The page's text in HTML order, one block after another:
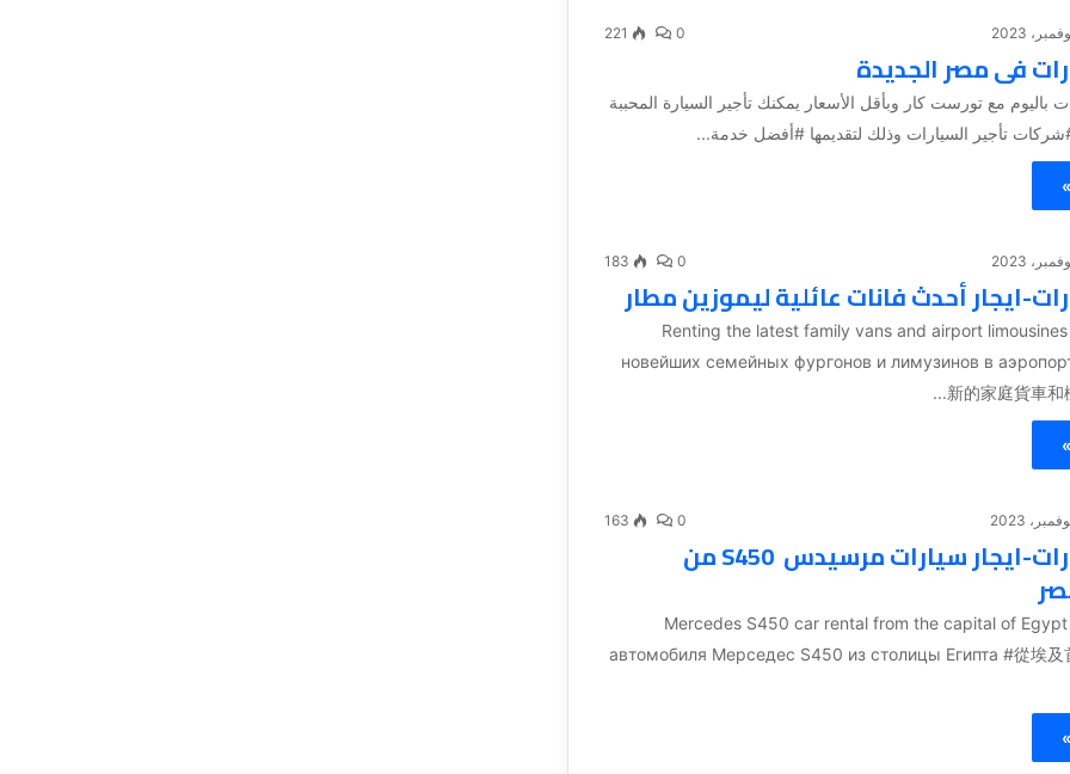
0
221
فى مصر الجديدة
باليوم مع تورست كار وبأقل الأسعار يمكنك تأجير السيارة المحببة
تأجير السيارات وذلك لتقديمها #أفضل خدمة...
0
183
ايجار أحدث فانات عائلية ليموزين مطار
#Renting the latest family vans and airport
новейших семейных фургонов и лимузинов в
新的家庭貨車和
0
163
ايجار سيارات-ايجار سيارات مرسيدس S450 من
#Mercedes S450 car rental from the capital of
автомобиля Мерседес S450 из столицы Египта #從埃及